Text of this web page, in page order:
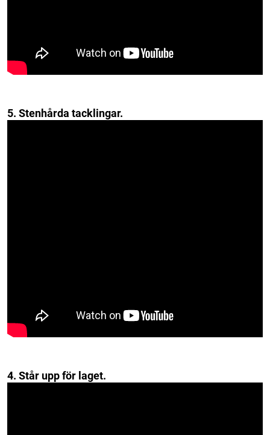
5. Stenhårda tacklingar.
4. Står upp för laget.